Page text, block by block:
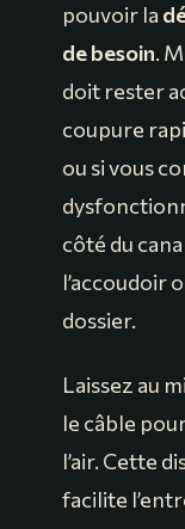
pouvoir la
de besoin.
doit rester
coupure
ou si vous
côté du
l’accoudoir
dossier.
Laissez au
le câble
l’air. Cette
facilite